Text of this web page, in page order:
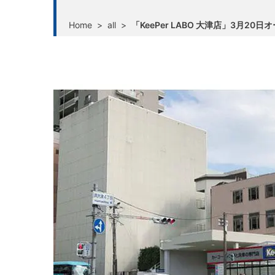
Home > all > 「KeePer LABO 大津店」3月20日